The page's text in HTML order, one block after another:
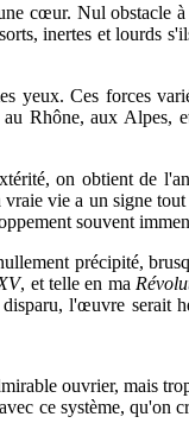
cœur. Nul obstacle
inertes et lourds
yeux. Ces forces
Rhône, aux Alpes,
on obtient de
vraie vie a un signe
souvent
précipité,
, et telle en ma
l'œuvre serait
ouvrier, mais
ce système, qu'on